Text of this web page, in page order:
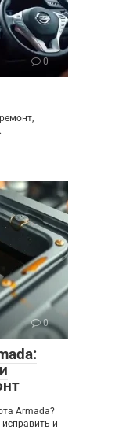
0
0
Armada?
исправить и